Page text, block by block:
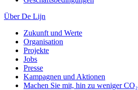
Über De Lijn
Zukunft und Werte
Organisation
Projekte
Jobs
Presse
Kampagnen und Aktionen
Machen Sie mit, hin zu weniger CO₂